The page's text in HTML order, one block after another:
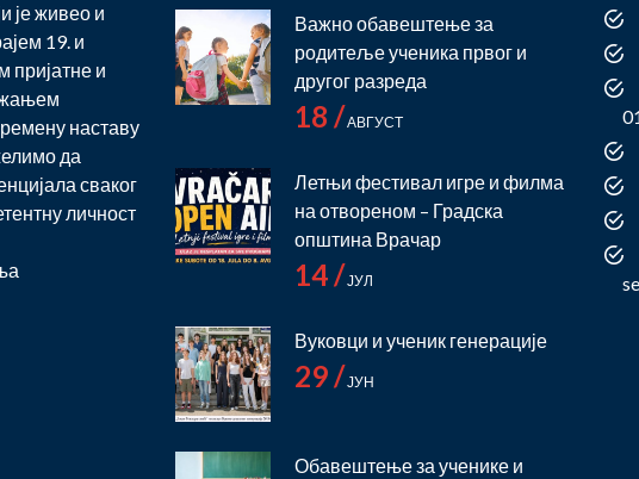
је живео и
19. и
пријатне и
наставу
да
сваког
личност
Важно обавештење за
родитеље ученика првог и
другог разреда
18 /АВГУСТ
Летњи фестивал игре и филма
на отвореном – Градска
општина Врачар
14 /ЈУЛ
Вуковци и ученик генерације
29 /ЈУН
Обавештење за ученике и